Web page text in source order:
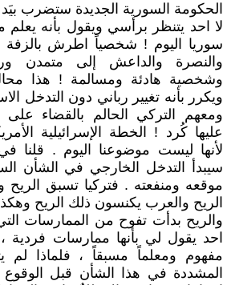
الحكومة السورية الجديدة ستضرب
لا احد يتنظر برأسي ويقول بأنه
سوريا اليوم ! شخصياً اطرش
والنصرة والداعش إلى متمدن
وشخصية هادئة ومسالمة ! هذا
ويكرر بأنه تغيير رباني دون التدخل
ومعهم التركي الحالم بالقضاء
عليها كُرد ! الخطة الإسرائيلية
لأنها ليست موضوعنا اليوم . قلنا
سيبدأ التدخل الخارجي في
موقعه ومنفعته . فتركيا تسبق
الريح والعرب يكنسون ذلك الريح
والريح بدأت تفوح من الممارسات
احد يقول لي بأنها ممارسات فردية
مفهوم ومعلماً مسبقاً ، فلماذا لم
المشددة في هذا الشأن قبل